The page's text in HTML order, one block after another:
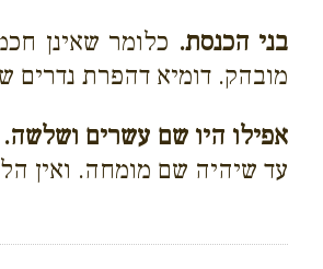
בני הכנסת. כלומר שאינן
מובהק. דומיא דהפרת נדרים
אפילו היו שם עשרים ושלשה.
עד שיהיה שם מומחה. ואין